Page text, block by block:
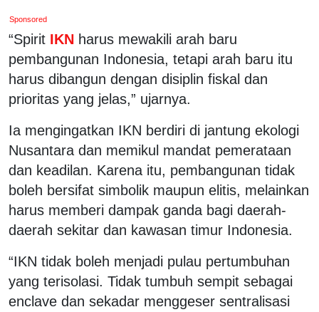
Sponsored
“Spirit IKN harus mewakili arah baru
pembangunan Indonesia, tetapi arah baru itu
harus dibangun dengan disiplin fiskal dan
prioritas yang jelas,” ujarnya.
Ia mengingatkan IKN berdiri di jantung ekologi
Nusantara dan memikul mandat pemerataan
dan keadilan. Karena itu, pembangunan tidak
boleh bersifat simbolik maupun elitis, melainkan
harus memberi dampak ganda bagi daerah-
daerah sekitar dan kawasan timur Indonesia.
“IKN tidak boleh menjadi pulau pertumbuhan
yang terisolasi. Tidak tumbuh sempit sebagai
enclave dan sekadar menggeser sentralisasi